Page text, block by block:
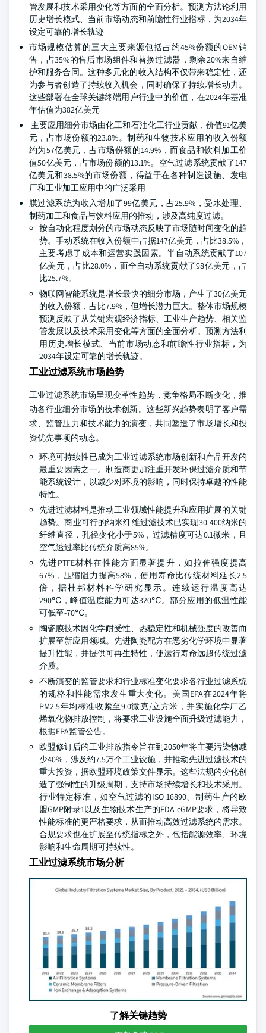
管发展和技术采用变化等方面的全面分析。预测方法论利用
历史增长模式、当前市场动态和前瞻性行业指标，为2034年
设定可靠的增长轨迹
市场规模估算的三大主要来源包括占约45%份额的OEM销
售，占35%的售后市场组件和替换过滤器，剩余20%来自维
护和服务合同。这种多元化的收入结构不仅带来稳定性，还
为参与者创造了持续收入机会，同时确保了持续增长动力。
这些部署在全球关键终端用户行业中的价值，在2024年基准
年估值为382亿美元
主要应用细分市场由化工和石油化工行业贡献，价值91亿美
元，占市场份额的23.8%。制药和生物技术应用的收入份额
约为57亿美元，占市场份额的14.9%，而食品和饮料加工价
值50亿美元，占市场份额的13.1%。空气过滤系统贡献了147
亿美元和38.5%的市场份额，得益于在各种制造设施、发电
厂和工业加工应用中的广泛采用
膜过滤系统为收入增加了99亿美元，占25.9%，受水处理、
制药加工和食品与饮料应用的推动，涉及高纯度过滤。
按自动化程度划分的市场动态反映了市场随时间变化的趋
势。手动系统在收入份额中占据147亿美元，占比38.5%，
主要考虑了成本和运营实践因素。半自动系统贡献了107
亿美元，占比28.0%，而全自动系统贡献了98亿美元，占
比25.7%。
物联网智能系统是增长最快的细分市场，产生了30亿美元
的收入份额，占比7.9%，但增长潜力巨大。整体市场规模
预测反映了从关键宏观经济指标、工业生产趋势、相关监
管发展以及技术采用变化等方面的全面分析。预测方法利
用历史增长模式、当前市场动态和前瞻性行业指标，为
2034年设定可靠的增长轨迹。
工业过滤系统市场趋势
工业过滤系统市场呈现变革性趋势，竞争格局不断变化，推
动各行业细分市场的技术创新。这些新兴趋势表明了客户需
求、监管压力和技术能力的演变，共同塑造了市场增长和投
资优先事项的动态。
环境可持续性已成为工业过滤系统市场创新和产品开发的
最重要因素之一。制造商更加注重开发环保过滤介质和节
能系统设计，以减少对环境的影响，同时保持卓越的性能
特性。
先进过滤材料是推动工业领域性能提升和应用扩展的关键
趋势。商业可行的纳米纤维过滤技术已实现30-400纳米的
纤维直径，孔径变化小于5%，过滤精度可达0.1微米，且
空气透过率比传统介质高85%。
先进PTFE材料在性能方面显著提升，如拉伸强度提高
67%，压缩阻力提高58%，使用寿命比传统材料延长2.5
倍，据杜邦材料科学研究显示。连续运行温度高达
290℃，峰值温度能力可达320℃。部分应用的低温性能
可低至-70℃。
陶瓷膜技术因化学耐受性、热稳定性和机械强度的改善而
扩展至新应用领域。先进陶瓷配方在恶劣化学环境中显著
提升性能，并提供可再生特性，使运行寿命远超传统过滤
介质。
不断演变的监管要求和行业标准变化要求各行业过滤系统
的规格和性能需求发生重大变化。美国EPA在2024年将
PM2.5年均标准收紧至9.0微克/立方米，并实施化学厂乙
烯氧化物排放控制，将要求工业设施全面升级过滤能力，
根据EPA监管公告。
欧盟修订后的工业排放指令旨在到2050年将主要污染物减
少40%，涉及约7.5万个工业设施，并推动先进过滤技术的
重大投资，据欧盟环境政策文件显示。这些法规的变化创
造了强制性的升级周期，支持市场持续增长和技术采用。
行业特定标准，如空气过滤的ISO 16890、制药生产的欧
盟GMP附录1以及生物技术生产的FDA cGMP要求，将导致
性能标准的更严格要求，从而推动高效过滤系统的需求。
合规要求也在扩展至传统指标之外，包括能源效率、环境
影响和生命周期可持续性。
工业过滤系统市场分析
了解关键趋势